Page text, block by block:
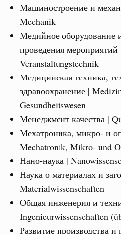
Машиностроение и
Mechanik
Медийное оборудование
проведения мероприятий
Veranstaltungstechnik
Медицинская техника,
здравоохранение |
Gesundheitswesen
Менеджмент качества |
Мехатроника, микро- и
Mechatronik, Mikro- und
Нано-наука |
Наука о материалах и
Materialwissenschaften
Общая инженерия и
Ingenieurwissenschaften
Развитие производства и